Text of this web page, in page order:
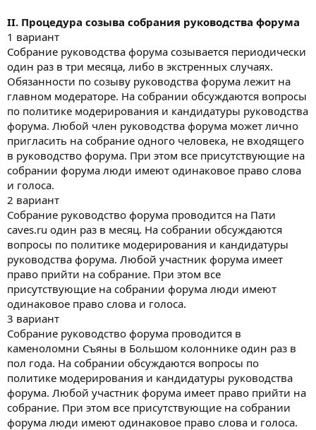
II. Процедура созыва собрания руководства форума
1 вариант
Собрание руководства форума созывается периодически
один раз в три месяца, либо в экстренных случаях.
Обязанности по созыву руководства форума лежит на
главном модераторе. На собрании обсуждаются вопросы
по политике модерирования и кандидатуры руководства
форума. Любой член руководства форума может лично
пригласить на собрание одного человека, не входящего
в руководство форума. При этом все присутствующие на
собрании форума люди имеют одинаковое право слова
и голоса.
2 вариант
Собрание руководство форума проводится на Пати
caves.ru один раз в месяц. На собрании обсуждаются
вопросы по политике модерирования и кандидатуры
руководства форума. Любой участник форума имеет
право прийти на собрание. При этом все
присутствующие на собрании форума люди имеют
одинаковое право слова и голоса.
3 вариант
Собрание руководство форума проводится в
каменоломни Съяны в Большом колоннике один раз в
пол года. На собрании обсуждаются вопросы по
политике модерирования и кандидатуры руководства
форума. Любой участник форума имеет право прийти на
собрание. При этом все присутствующие на собрании
форума люди имеют одинаковое право слова и голоса.